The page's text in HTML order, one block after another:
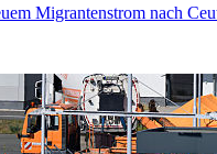
Migrantenstrom nach